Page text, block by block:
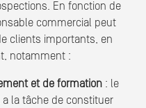
En fonction de
commercial peut
clients importants, en
notamment :
et de formation : le
la tâche de constituer